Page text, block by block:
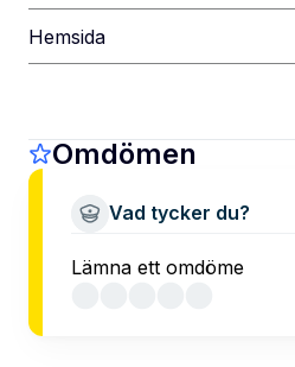
Hemsida
Omdömen
Vad tycker du?
Lämna ett omdöme